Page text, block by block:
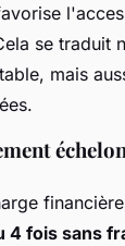
se traduit
mais
4 fois sans